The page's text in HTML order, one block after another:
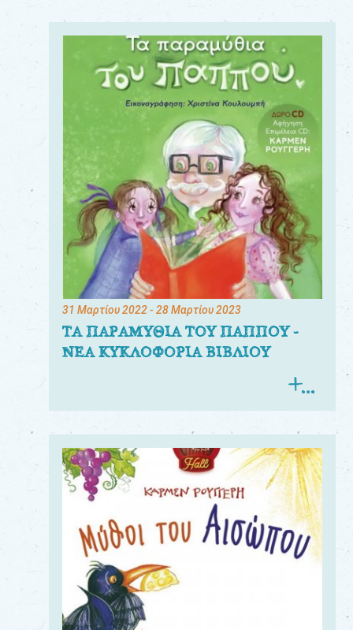
31 Μαρτίου 2022- 28 Μαρτίου 2023
ΤΑ ΠΑΡΑΜΥΘΙΑ ΤΟΥ ΠΑΠΠΟΥ -
ΝΕΑ ΚΥΚΛΟΦΟΡΙΑ ΒΙΒΛΙΟΥ